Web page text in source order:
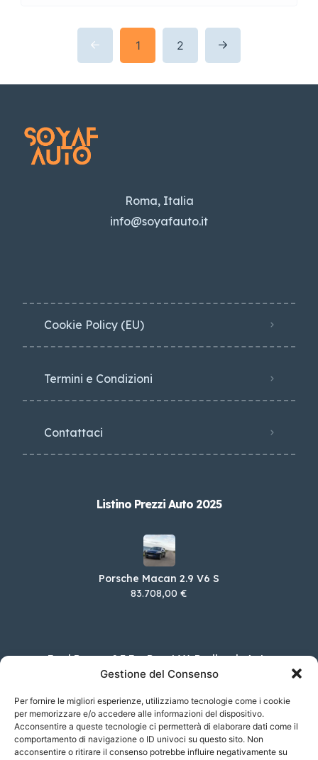
Gestione del Consenso
Per fornire le migliori esperienze, utilizziamo tecnologie come i cookie
per memorizzare e/o accedere alle informazioni del dispositivo.
Acconsentire a queste tecnologie ci permetterà di elaborare dati come il
comportamento di navigazione o ID univoci su questo sito. Non
acconsentire o ritirare il consenso potrebbe influire negativamente su
1 2
Roma, Italia
info@soyafauto.it
Cookie Policy (EU)
Termini e Condizioni
Contattaci
Listino Prezzi Auto 2025
Porsche Macan 2.9 V6 S
83.708,00 €
Ford Bronco 2.7 EcoBoost V6 Badlands Auto
76.100,00 €
FIAT 500 Hybrid 1.0 70cv Ibrido Dolcevita
20.200,00 €